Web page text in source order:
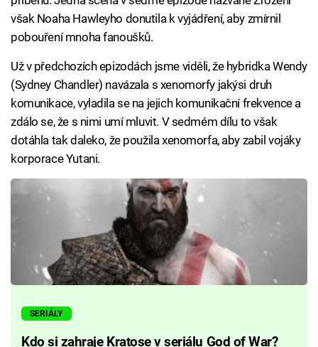
však Noaha Hawleyho donutila k vyjádření, aby zmírnil
pobouření mnoha fanoušků.
Už v předchozích epizodách jsme viděli, že hybridka Wendy
(Sydney Chandler) navázala s xenomorfy jakýsi druh
komunikace, vyladila se na jejich komunikační frekvence a
zdálo se, že s nimi umí mluvit. V sedmém dílu to však
dotáhla tak daleko, že použila xenomorfa, aby zabil vojáky
korporace Yutani.
SERIÁLY
Kdo si zahraje Kratose v seriálu God of War?